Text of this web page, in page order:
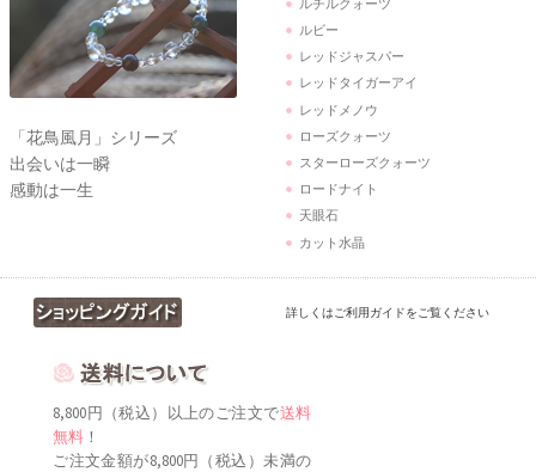
「花鳥風月」シリーズ
出会いは一瞬
感動は一生
ルチルクォーツ
ルビー
レッドジャスパー
レッドタイガーアイ
レッドメノウ
ローズクォーツ
スターローズクォーツ
ロードナイト
天眼石
カット水晶
詳しくはご利用ガイドをご覧ください
8,800円（税込）以上のご注文で送料
無料 ！
ご注文金額が8,800円（税込）未満の